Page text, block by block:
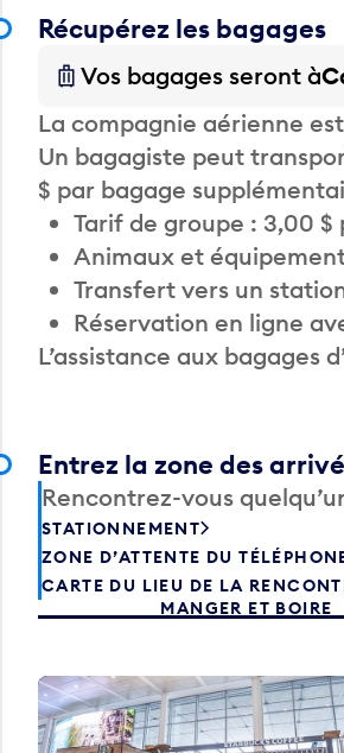
Récupérez les bagages
Vos bagages seront à
La compagnie aérienne
Un bagagiste peut
$ par bagage
Tarif de groupe : 3,00 $
Animaux et
Transfert vers un
Réservation en ligne
L’assistance aux bagages
Entrez la zone des
Rencontrez-vous
STATIONNEMENT
ZONE D’ATTENTE DU
CARTE DU LIEU DE LA
MANGER ET BOIRE